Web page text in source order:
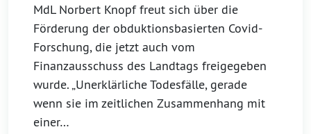
MdL Norbert Knopf freut sich über die
Förderung der obduktionsbasierten Covid-
Forschung, die jetzt auch vom
Finanzausschuss des Landtags freigegeben
wurde. „Unerklärliche Todesfälle, gerade
wenn sie im zeitlichen Zusammenhang mit
einer…